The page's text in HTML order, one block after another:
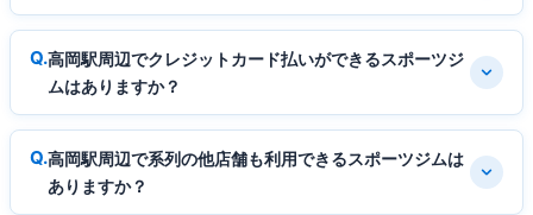
高岡駅周辺でクレジットカード払いができるスポーツジ
ムはありますか？
高岡駅周辺で系列の他店舗も利用できるスポーツジムは
ありますか？